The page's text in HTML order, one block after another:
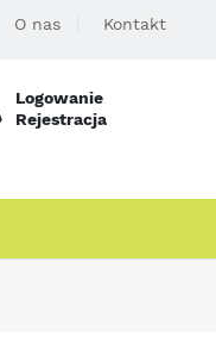
O nas Kontakt
Logowanie
Rejestracja